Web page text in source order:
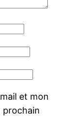
et mon
prochain